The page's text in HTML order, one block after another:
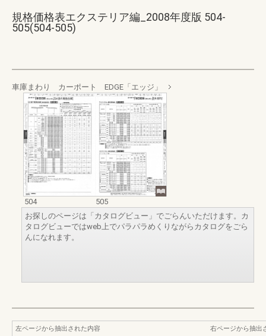
規格価格表エクステリア編_2008年度版 504-
505(504-505)
車庫まわり カーポート EDGE「エッジ」
504
505
お探しのページは「カタログビュー」でごらんいただけます。カ
タログビューではweb上でパラパラめくりながらカタログをごら
んになれます。
左ページから抽出された内容
右ページから抽出